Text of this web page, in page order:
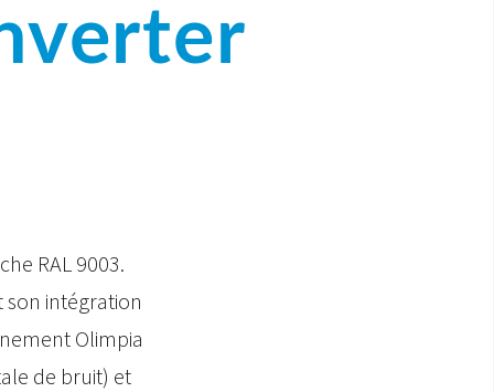
RAL 9003.
son intégration
Olimpia
de bruit) et